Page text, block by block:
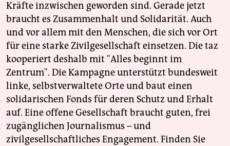
Kräfte inzwischen geworden sind. Gerade jetzt
braucht es Zusammenhalt und Solidarität. Auch
und vor allem mit den Menschen, die sich vor Ort
für eine starke Zivilgesellschaft einsetzen. Die taz
kooperiert deshalb mit "Alles beginnt im
Zentrum". Die Kampagne unterstützt bundesweit
linke, selbstverwaltete Orte und baut einen
solidarischen Fonds für deren Schutz und Erhalt
auf. Eine offene Gesellschaft braucht guten, frei
zugänglichen Journalismus – und
zivilgesellschaftliches Engagement. Finden Sie